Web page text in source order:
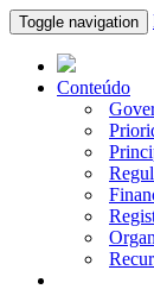
Toggle navigation
Conteúdo